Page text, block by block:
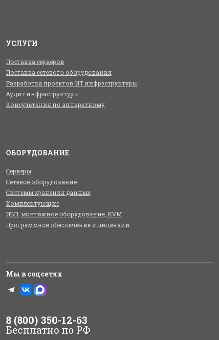
УСЛУГИ
Поставка серверов
Поставка сетевого оборудования
Разработка проектов ИТ инфраструктуры
Аудит инфраструктуры
Консультация по аппаратному
ОБОРУДОВАНИЕ
Серверы
Сетевое оборудование
Системы хранения данных
Комплектующие
ИБП, монтажное оборудование, KVM
Программное обеспечение и лицензии
Мы в соцсетях
8 (800) 350-12-63
Бесплатно по РФ